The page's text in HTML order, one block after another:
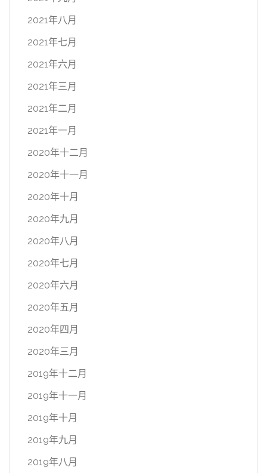
2021年八月
2021年七月
2021年六月
2021年三月
2021年二月
2021年一月
2020年十二月
2020年十一月
2020年十月
2020年九月
2020年八月
2020年七月
2020年六月
2020年五月
2020年四月
2020年三月
2019年十二月
2019年十一月
2019年十月
2019年九月
2019年八月